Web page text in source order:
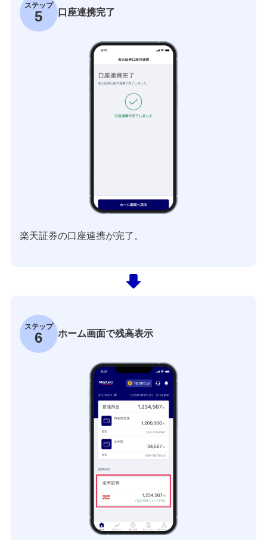
ステップ
5 口座連携完了
楽天証券の口座連携が完了。
ステップ
6 ホーム画面で残高表示